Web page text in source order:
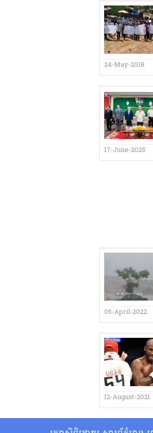
24-May-2018
17-June-2025
05-April-2022
12-August-2021